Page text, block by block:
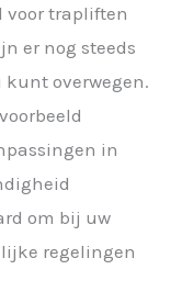
voor trapliften
er nog steeds
overwegen.
in
om bij uw
regelingen